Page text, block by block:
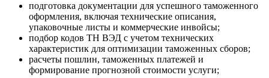
подготовка документации для успешного таможенного
оформления, включая технические описания,
упаковочные листы и коммерческие инвойсы;
подбор кодов ТН ВЭД с учетом технических
характеристик для оптимизации таможенных сборов;
расчеты пошлин, таможенных платежей и
формирование прогнозной стоимости услуги;